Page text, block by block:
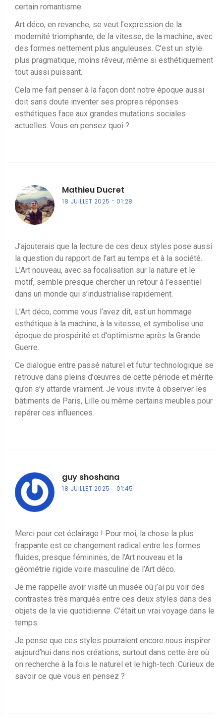
certain romantisme.
Art déco, en revanche, se veut l’expression de la
modernité triomphante, de la vitesse, de la machine, avec
des formes nettement plus anguleuses. C’est un style
plus pragmatique, moins rêveur, même si esthétiquement
tout aussi puissant.
Cela me fait penser à la façon dont notre époque aussi
doit sans doute inventer ses propres réponses
esthétiques face aux grandes mutations sociales
actuelles. Vous en pensez quoi ?
Mathieu Ducret
18 JUILLET 2025 01:28
J’ajouterais que la lecture de ces deux styles pose aussi
la question du rapport de l’art au temps et à la société.
L’Art nouveau, avec sa focalisation sur la nature et le
motif, semble presque chercher un retour à l’essentiel
dans un monde qui s’industrialise rapidement.
L’Art déco, comme vous l’avez dit, est un hommage
esthétique à la machine, à la vitesse, et symbolise une
époque de prospérité et d'optimisme après la Grande
Guerre.
Ce dialogue entre passé naturel et futur technologique se
retrouve dans pleins d’œuvres de cette période et mérite
qu’on s’y attarde vraiment. Je vous invite à observer les
bâtiments de Paris, Lille ou même certains meubles pour
repérer ces influences.
guy shoshana
18 JUILLET 2025 01:45
Merci pour cet éclairage ! Pour moi, la chose la plus
frappante est ce changement radical entre les formes
fluides, presque féminines, de l’Art nouveau et la
géométrie rigide voire masculine de l’Art déco.
Je me rappelle avoir visité un musée où j’ai pu voir des
contrastes très marqués entre ces deux styles dans des
objets de la vie quotidienne. C’était un vrai voyage dans le
temps.
Je pense que ces styles pourraient encore nous inspirer
aujourd’hui dans nos créations, surtout dans cette ère où
on recherche à la fois le naturel et le high-tech. Curieux de
savoir ce que vous en pensez ?